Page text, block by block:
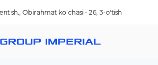
sh., Obirahmat ko’chasi - 26, 3-o'tish